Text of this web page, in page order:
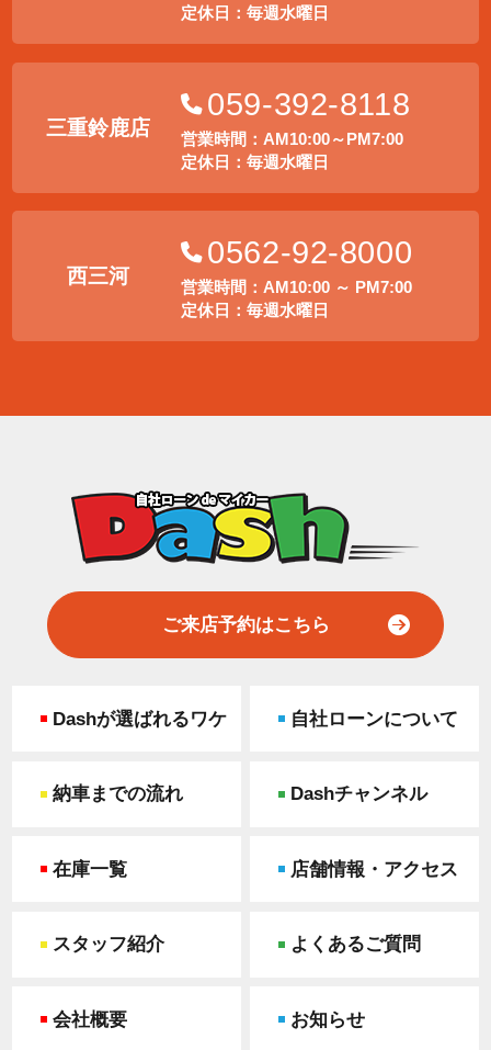
定休日：毎週水曜日
三重鈴鹿店
059-392-8118
営業時間：AM10:00～PM7:00
定休日：毎週水曜日
西三河
0562-92-8000
営業時間：AM10:00 ～ PM7:00
定休日：毎週水曜日
ご来店予約はこちら
Dashが選ばれるワケ 自社ローンについて
納車までの流れ Dashチャンネル
在庫一覧 店舗情報・アクセス
スタッフ紹介 よくあるご質問
会社概要 お知らせ